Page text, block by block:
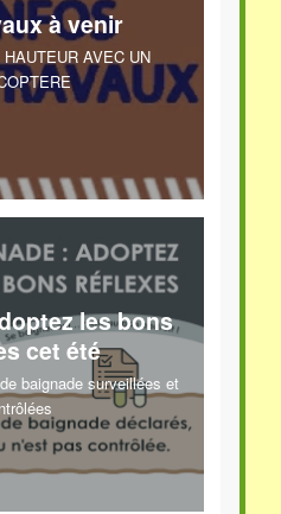
à venir
AVEC UN
les bons
cet été
baignade surveillées et